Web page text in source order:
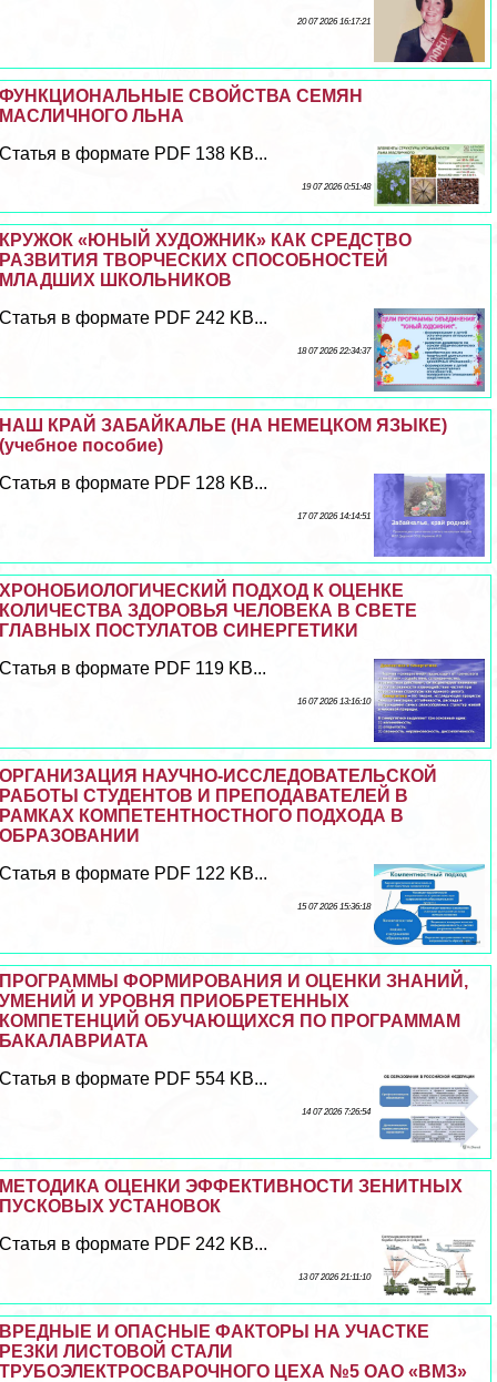
20 07 2026 16:17:21
ФУНКЦИОНАЛЬНЫЕ СВОЙСТВА СЕМЯН
МАСЛИЧНОГО ЛЬНА
Статья в формате PDF 138 KB...
19 07 2026 0:51:48
КРУЖОК «ЮНЫЙ ХУДОЖНИК» КАК СРЕДСТВО
РАЗВИТИЯ ТВОРЧЕСКИХ СПОСОБНОСТЕЙ
МЛАДШИХ ШКОЛЬНИКОВ
Статья в формате PDF 242 KB...
18 07 2026 22:34:37
НАШ КРАЙ ЗАБАЙКАЛЬЕ (НА НЕМЕЦКОМ ЯЗЫКЕ)
(учебное пособие)
Статья в формате PDF 128 KB...
17 07 2026 14:14:51
ХРОНОБИОЛОГИЧЕСКИЙ ПОДХОД К ОЦЕНКЕ
КОЛИЧЕСТВА ЗДОРОВЬЯ ЧЕЛОВЕКА В СВЕТЕ
ГЛАВНЫХ ПОСТУЛАТОВ СИНЕРГЕТИКИ
Статья в формате PDF 119 KB...
16 07 2026 13:16:10
ОРГАНИЗАЦИЯ НАУЧНО-ИССЛЕДОВАТЕЛЬСКОЙ
РАБОТЫ СТУДЕНТОВ И ПРЕПОДАВАТЕЛЕЙ В
РАМКАХ КОМПЕТЕНТНОСТНОГО ПОДХОДА В
ОБРАЗОВАНИИ
Статья в формате PDF 122 KB...
15 07 2026 15:36:18
ПРОГРАММЫ ФОРМИРОВАНИЯ И ОЦЕНКИ ЗНАНИЙ,
УМЕНИЙ И УРОВНЯ ПРИОБРЕТЕННЫХ
КОМПЕТЕНЦИЙ ОБУЧАЮЩИХСЯ ПО ПРОГРАММАМ
БАКАЛАВРИАТА
Статья в формате PDF 554 KB...
14 07 2026 7:26:54
МЕТОДИКА ОЦЕНКИ ЭФФЕКТИВНОСТИ ЗЕНИТНЫХ
ПУСКОВЫХ УСТАНОВОК
Статья в формате PDF 242 KB...
13 07 2026 21:11:10
ВРЕДНЫЕ И ОПАСНЫЕ ФАКТОРЫ НА УЧАСТКЕ
РЕЗКИ ЛИСТОВОЙ СТАЛИ
ТРУБОЭЛЕКТРОСВАРОЧНОГО ЦЕХА №5 ОАО «ВМЗ»